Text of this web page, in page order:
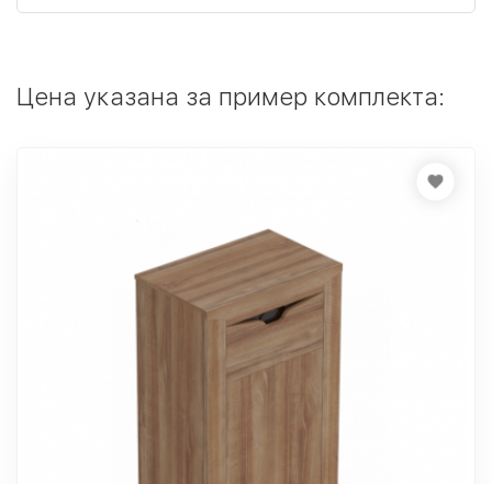
Цена указана за пример комплекта: